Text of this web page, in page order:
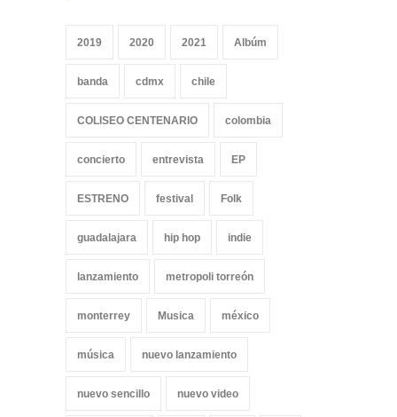
2019 2020 2021 Albúm
banda cdmx chile
COLISEO CENTENARIO colombia
concierto entrevista EP
ESTRENO festival Folk
guadalajara hip hop indie
lanzamiento metropoli torreón
monterrey Musica méxico
música nuevo lanzamiento
nuevo sencillo nuevo video